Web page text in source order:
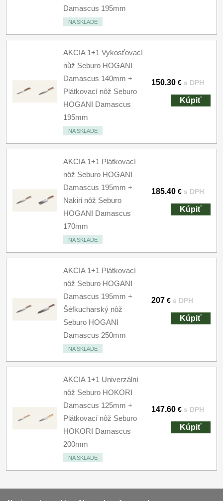
Damascus 195mm
NA SKLADE
AKCIA 1+1 Vykosťovací
nůž Seburo HOGANI
Damascus 140mm +
Plátkovací nôž Seburo
HOGANI Damascus
195mm
NA SKLADE
150.30 € s DPH
Kúpiť
AKCIA 1+1 Plátkovací
nôž Seburo HOGANI
Damascus 195mm +
Nakiri nôž Seburo
HOGANI Damascus
170mm
NA SKLADE
185.40 € s DPH
Kúpiť
AKCIA 1+1 Plátkovací
nôž Seburo HOGANI
Damascus 195mm +
Šéfkucharský nôž
Seburo HOGANI
Damascus 250mm
NA SKLADE
207 € s DPH
Kúpiť
AKCIA 1+1 Univerzální
nôž Seburo HOKORI
Damascus 125mm +
Plátkovací nôž Seburo
HOKORI Damascus
200mm
NA SKLADE
147.60 € s DPH
Kúpiť